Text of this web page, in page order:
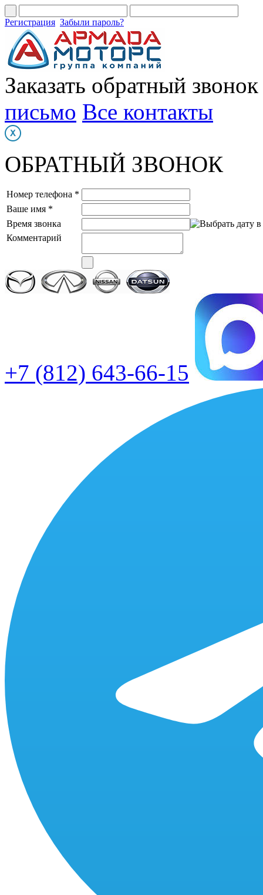
Регистрация Забыли пароль?
Заказать обратный звонок
письмо Все контакты
ОБРАТНЫЙ ЗВОНОК
Номер телефона *
Ваше имя *
Время звонка
Комментарий
+7 (812) 643-66-15